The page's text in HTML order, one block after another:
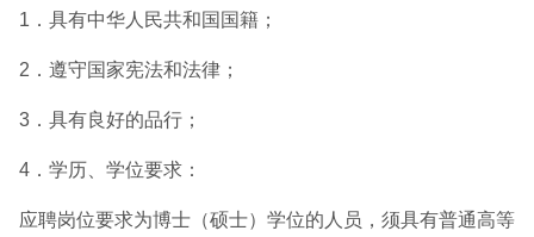
1．具有中华人民共和国国籍；
2．遵守国家宪法和法律；
3．具有良好的品行；
4．学历、学位要求：
应聘岗位要求为博士（硕士）学位的人员，须具有普通高等